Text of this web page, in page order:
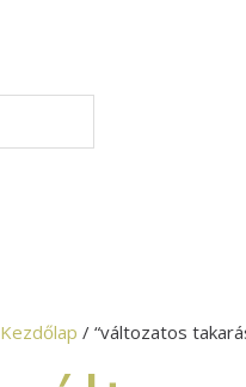
Kezdőlap / “változatos